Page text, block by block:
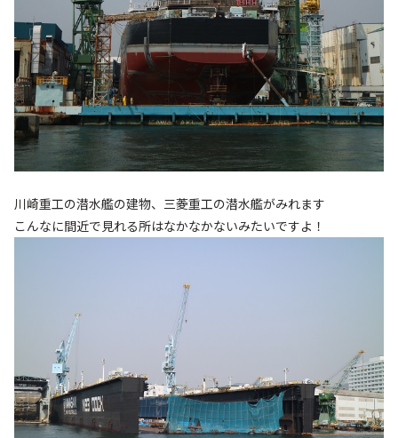
川崎重工の潜水艦の建物、三菱重工の潜水艦がみれます
こんなに間近で見れる所はなかなかないみたいですよ！